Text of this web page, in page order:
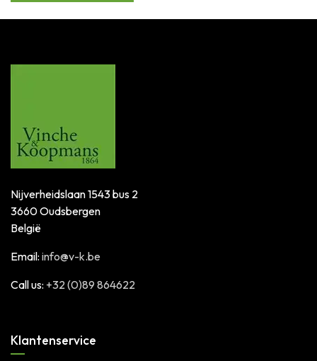
Nijverheidslaan 1543 bus 2
3660 Oudsbergen
België
Email: info@v-k.be
Call us: +32 (0)89 864622
Klantenservice